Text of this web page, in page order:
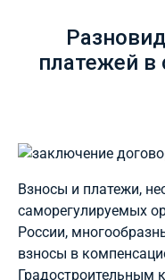
платежей в
Взносы и платежи,
саморегулируемых
России,
взносы в
Градостроительным